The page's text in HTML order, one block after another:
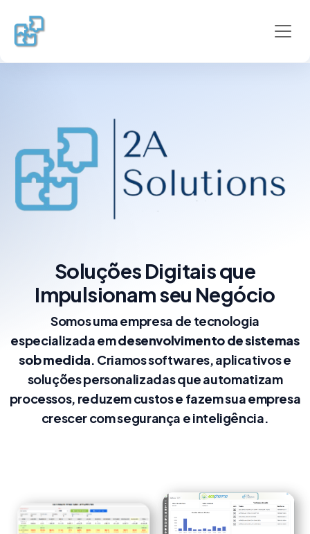
Soluções Digitais que
Impulsionam seu Negócio
Somos uma empresa de tecnologia
especializada emdesenvolvimento de sistemas
sob medida. Criamos softwares, aplicativos e
soluções personalizadas que automatizam
processos, reduzem custos e fazem sua empresa
crescer com segurança e inteligência.